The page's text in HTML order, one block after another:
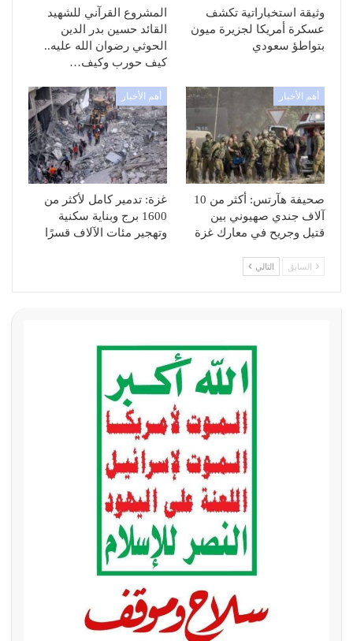
وثيقة استخباراتية تكشف
عسكرة أمريكا لجزيرة ميون
بتواطؤ سعودي
المشروع القرآني للشهيد
القائد حسين بدر الدين
الحوثي رضوان الله عليه..
كيف حورب وكيف…
أهم الأخبار
صحيفة هآرتس: أكثر من 10
آلاف جندي صهيوني بين
قتيل وجريح في معارك غزة
أهم الأخبار
غزة: تدمير كامل لأكثر من
1600 برج وبناية سكنية
وتهجير مئات الآلاف قسرًا
السابق التالي